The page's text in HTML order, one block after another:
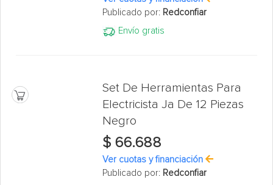
Publicado por: Redconfiar
Envío gratis
Set De Herramientas Para
Electricista Ja De 12 Piezas
Negro
$ 66.688
Ver cuotas y financiación
Publicado por: Redconfiar